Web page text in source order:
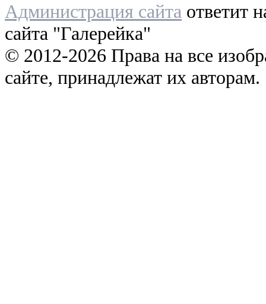
Администрация сайта ответит
сайта "Галерейка"
© 2012-2026 Права на все
сайте, принадлежат их авторам.